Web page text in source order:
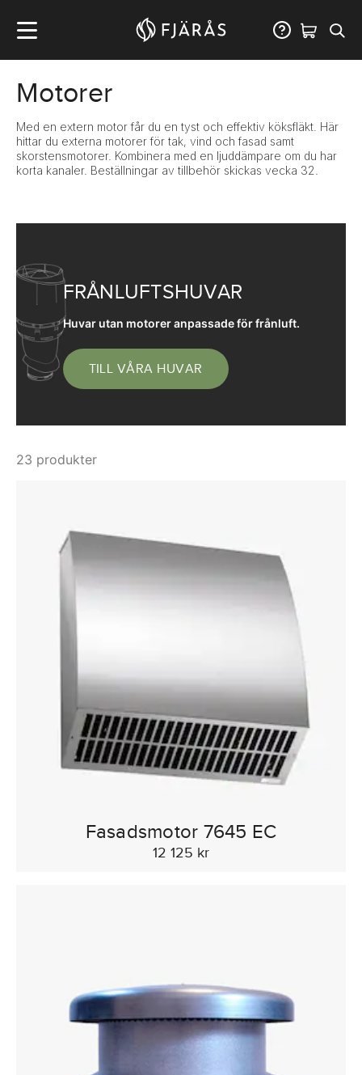
Motorer
Med en extern motor får du en tyst och effektiv köksfläkt. Här
hittar du externa motorer för tak, vind och fasad samt
skorstensmotorer. Kombinera med en ljuddämpare om du har
korta kanaler. Beställningar av tillbehör skickas vecka 32.
FRÅNLUFTSHUVAR
Huvar utan motorer anpassade för frånluft.
TILL VÅRA HUVAR
23 produkter
Fasadsmotor 7645 EC
12 125 kr